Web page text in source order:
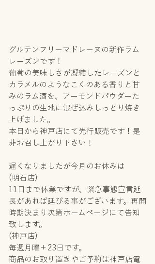
グルテンフリーマドレーヌの新作ラム
レーズンです！
葡萄の美味しさが凝縮したレーズンと
カラメルのようなこくのある香りと甘
みのラム酒を、アーモンドパウダーた
っぷりの生地に混ぜ込みしっとり焼き
上げました。
本日から神戸店にて先行販売です！是
非お召し上がり下さい！
遅くなりましたが今月のお休みは
(明石店)
11日まで休業ですが、緊急事態宣言延
長があれば延びる事がございます。再開
時期決まり次第ホームページにて告知
致します。
(神戸店)
毎週月曜＋23日です。
商品のお取り置きやご予約は神戸店電